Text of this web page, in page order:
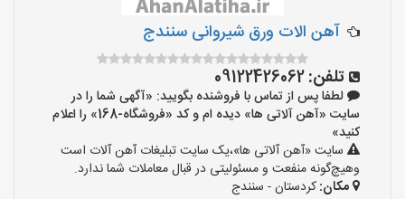
آهن الات ورق شیروانی سنندج
تلفن:09122426062
لطفا پس از تماس با فروشنده بگویید: «آگهی شما را در
سایت «آهن آلاتی ها» دیده ام و کد «فروشگاه-168» را اعلام
کنید»
سایت «آهن آلاتی ها»،یک سایت تبلیغات آهن آلات است
وهیچ‌گونه منفعت و مسئولیتی در قبال معاملات شما ندارد.
مکان:کردستان - سنندج